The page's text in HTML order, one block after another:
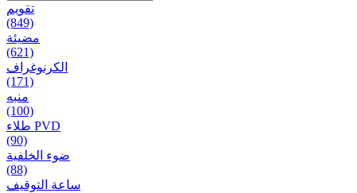
تقويم
(849)
مضيئة
(621)
الكرنوغراف
(171)
منبه
(100)
طلاء PVD
(90)
ضوء الخلفية
(88)
ساعة التوقيف